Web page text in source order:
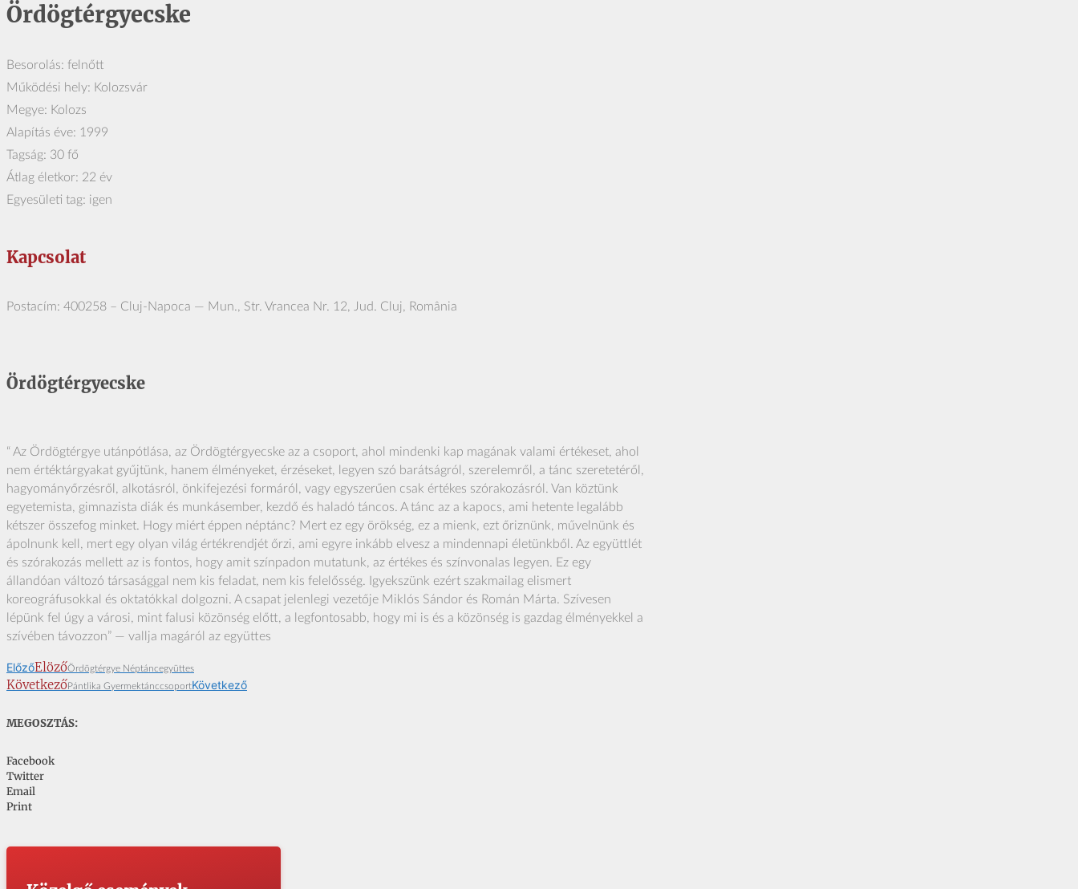
Ördögtérgyecske
Besorolás: felnőtt
Működési hely: Kolozsvár
Megye: Kolozs
Alapítás éve: 1999
Tagság: 30 fő
Átlag életkor: 22 év
Egyesületi tag: igen
Kapcsolat
Postacím: 400258 – Cluj-​Napoca — Mun., Str. Vrancea Nr. 12, Jud. Cluj, România
Ördögtérgyecske
“ Az Ördögtérgye utánpótlása, az Ördögtérgyecske az a csoport, ahol mindenki kap magának valami értékeset, ahol
nem értéktárgyakat gyűjtünk, hanem élményeket, érzéseket, legyen szó barátságról, szerelemről, a tánc szeretetéről,
hagyományőrzésről, alkotásról, önkifejezési formáról, vagy egyszerűen csak értékes szórakozásról. Van köztünk
egyetemista, gimnazista diák és munkásember, kezdő és haladó táncos. A tánc az a kapocs, ami hetente legalább
kétszer összefog minket. Hogy miért éppen néptánc? Mert ez egy örökség, ez a mienk, ezt őriznünk, művelnünk és
ápolnunk kell, mert egy olyan világ értékrendjét őrzi, ami egyre inkább elvesz a mindennapi életünkből. Az együttlét
és szórakozás mellett az is fontos, hogy amit színpadon mutatunk, az értékes és színvonalas legyen. Ez egy
állandóan változó társasággal nem kis feladat, nem kis felelősség. Igyekszünk ezért szakmailag elismert
koreográfusokkal és oktatókkal dolgozni. A csapat jelenlegi vezetője Miklós Sándor és Román Márta. Szívesen
lépünk fel úgy a városi, mint falusi közönség előtt, a legfontosabb, hogy mi is és a közönség is gazdag élményekkel a
szívében távozzon” — vallja magáról az együttes
ElőzőElözőÖrdögtérgye Néptáncegyüttes
KövetkezőPántlika GyermektánccsoportKövetkező
MEGOSZTÁS:
Facebook
Twitter
Email
Print